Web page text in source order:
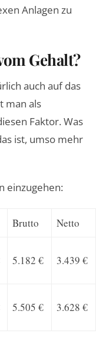
Anlagen zu
Gehalt?
auch auf das
man als
Faktor. Was
ist, umso mehr
einzugehen:
Brutto Netto
5.182 € 3.439 €
5.505 € 3.628 €